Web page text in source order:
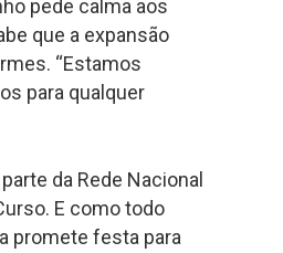
pede calma aos
que a expansão
“Estamos
para qualquer
da Rede Nacional
E como todo
promete festa para